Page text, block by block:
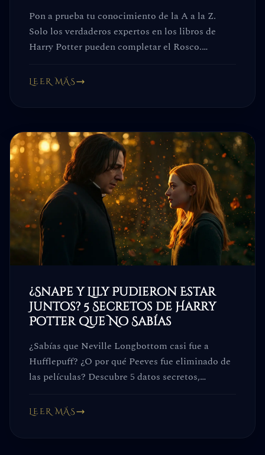
Pon a prueba tu conocimiento de la A a la Z.
Solo los verdaderos expertos en los libros de
Harry Potter pueden completar el Rosco.
LEER MÁS
¿Snape y Lily Pudieron Estar
Juntos? 5 Secretos de Harry
Potter que No Sabías
¿Sabías que Neville Longbottom casi fue a
Hufflepuff? ¿O por qué Peeves fue eliminado de
las películas? Descubre 5 datos secretos,
LEER MÁS